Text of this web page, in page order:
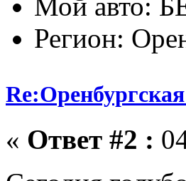
Регион:
« Ответ #2 :